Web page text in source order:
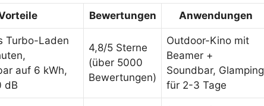
Bewertungen Anwendungen
Turbo-Laden
auf 6 kWh,
dB
4,8/5 Sterne
(über 5000
Bewertungen)
Outdoor-Kino mit
Beamer +
Soundbar, Glamping
für 2-3 Tage